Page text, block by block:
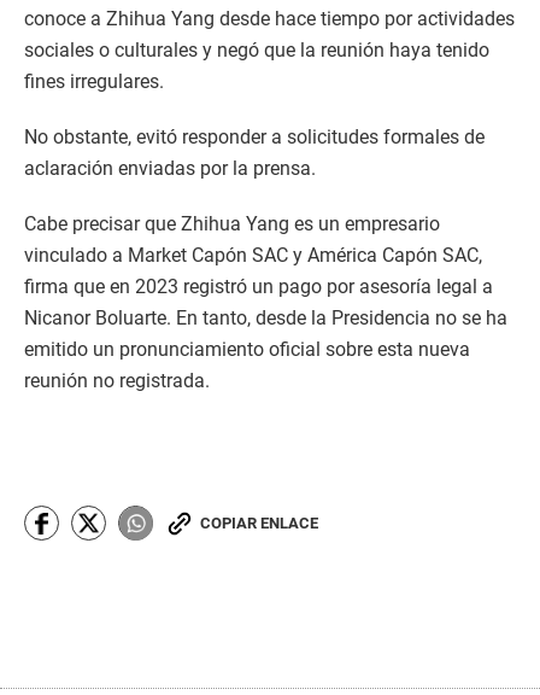
conoce a Zhihua Yang desde hace tiempo por actividades
sociales o culturales y negó que la reunión haya tenido
fines irregulares.
No obstante, evitó responder a solicitudes formales de
aclaración enviadas por la prensa.
Cabe precisar que Zhihua Yang es un empresario
vinculado a Market Capón SAC y América Capón SAC,
firma que en 2023 registró un pago por asesoría legal a
Nicanor Boluarte. En tanto, desde la Presidencia no se ha
emitido un pronunciamiento oficial sobre esta nueva
reunión no registrada.
COPIAR ENLACE